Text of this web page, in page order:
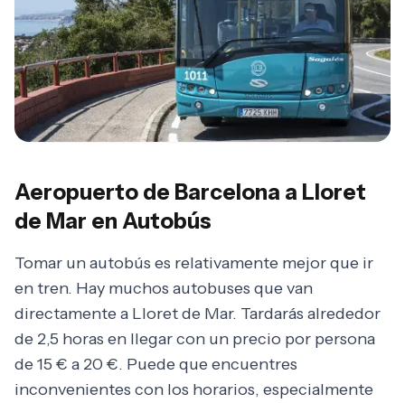
Aeropuerto de Barcelona a Lloret
de Mar en Autobús
Tomar un autobús es relativamente mejor que ir
en tren. Hay muchos autobuses que van
directamente a Lloret de Mar. Tardarás alrededor
de 2,5 horas en llegar con un precio por persona
de 15 € a 20 €. Puede que encuentres
inconvenientes con los horarios, especialmente